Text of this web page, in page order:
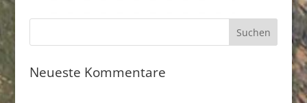
Neueste Kommentare